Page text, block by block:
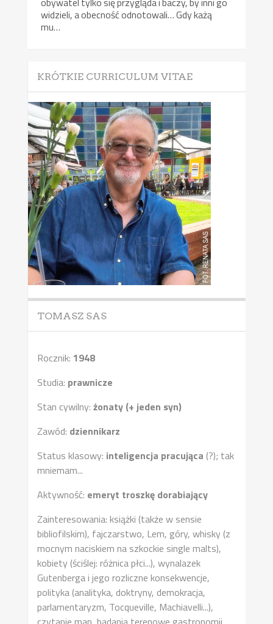
widzieli, a obecność odnotowali… Gdy każą
mu…
KRÓTKIE CURRICULUM VITAE
TOMASZ SAS
Rocznik: 1948
Studia: prawnicze
Stan cywilny: żonaty (+ jeden syn)
Zawód: dziennikarz
Status klasowy: inteligencja pracująca (?); tak
mniemam...
Aktywność: emeryt troszkę dorabiający
Zainteresowania: książki (także w sensie
bibliofilskim), fajczarstwo, Lem, góry, whisky (z
mocnym naciskiem na szkockie single malts),
kobiety (ściślej: różnica płci...), wynalazek
Gutenberga i jego rozliczne konsekwencje,
polityka (analityka, doktryny, demokracja,
parlamentaryzm, Tocqueville, Machiavelli...),